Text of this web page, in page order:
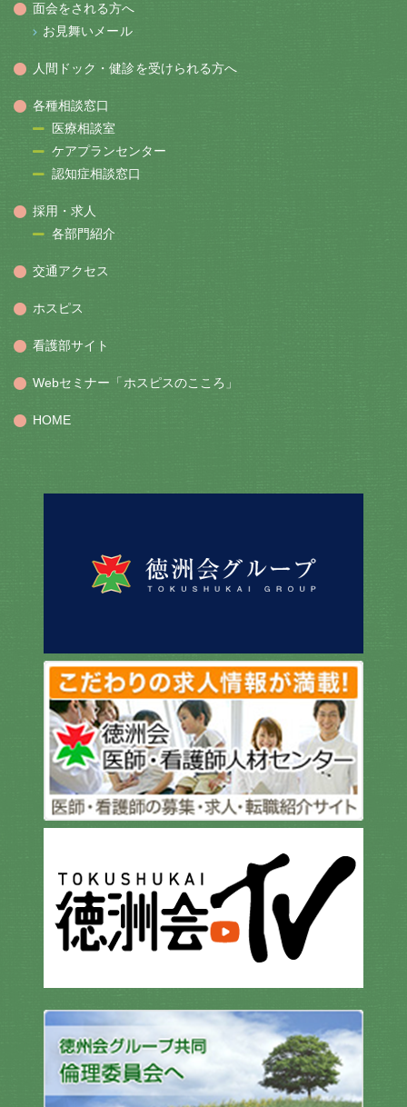
面会をされる方へ
お見舞いメール
人間ドック・健診を受けられる方へ
各種相談窓口
医療相談室
ケアプランセンター
認知症相談窓口
採用・求人
各部門紹介
交通アクセス
ホスピス
看護部サイト
Webセミナー「ホスピスのこころ」
HOME